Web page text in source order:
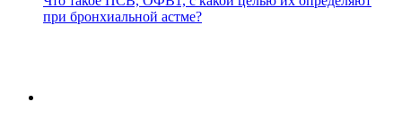
при бронхиальной астме?